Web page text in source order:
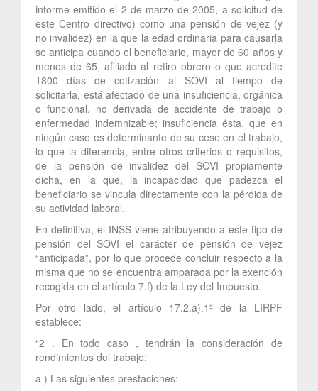
informe emitido el 2 de marzo de 2005, a solicitud de
este Centro directivo) como una pensión de vejez (y
no invalidez) en la que la edad ordinaria para causarla
se anticipa cuando el beneficiario, mayor de 60 años y
menos de 65, afiliado al retiro obrero o que acredite
1800 días de cotización al SOVI al tiempo de
solicitarla, está afectado de una insuficiencia, orgánica
o funcional, no derivada de accidente de trabajo o
enfermedad indemnizable; insuficiencia ésta, que en
ningún caso es determinante de su cese en el trabajo,
lo que la diferencia, entre otros criterios o requisitos,
de la pensión de invalidez del SOVI propiamente
dicha, en la que, la incapacidad que padezca el
beneficiario se vincula directamente con la pérdida de
su actividad laboral.
En definitiva, el INSS viene atribuyendo a este tipo de
pensión del SOVI el carácter de pensión de vejez
“anticipada”, por lo que procede concluir respecto a la
misma que no se encuentra amparada por la exención
recogida en el artículo 7.f) de la Ley del Impuesto.
Por otro lado, el artículo 17.2.a).1ª de la LIRPF
establece:
“2 . En todo caso , tendrán la consideración de
rendimientos del trabajo:
a ) Las siguientes prestaciones: